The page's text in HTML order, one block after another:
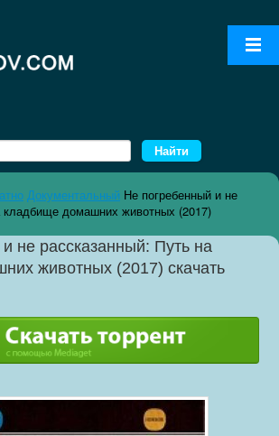
Документальный Не погребенный и не
кладбище домашних животных (2017)
не рассказанный: Путь на
животных (2017) скачать